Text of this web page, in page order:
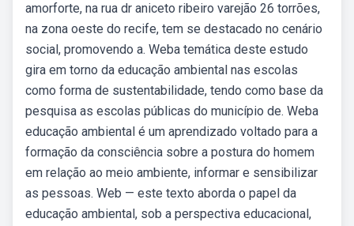
amorforte, na rua dr aniceto ribeiro varejão 26 torrões,
na zona oeste do recife, tem se destacado no cenário
social, promovendo a. Weba temática deste estudo
gira em torno da educação ambiental nas escolas
como forma de sustentabilidade, tendo como base da
pesquisa as escolas públicas do município de. Weba
educação ambiental é um aprendizado voltado para a
formação da consciência sobre a postura do homem
em relação ao meio ambiente, informar e sensibilizar
as pessoas. Web — este texto aborda o papel da
educação ambiental, sob a perspectiva educacional,